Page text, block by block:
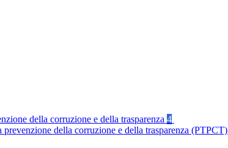
della corruzione e della trasparenza 4
prevenzione della corruzione e della trasparenza (PTPCT)